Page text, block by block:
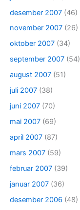
desember 2007 (46)
november 2007 (26)
oktober 2007 (34)
september 2007 (54)
august 2007 (51)
juli 2007 (38)
juni 2007 (70)
mai 2007 (69)
april 2007 (87)
mars 2007 (59)
februar 2007 (39)
januar 2007 (36)
desember 2006 (48)